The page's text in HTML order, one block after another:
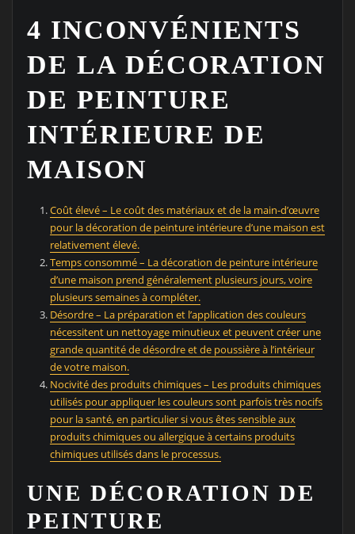
4 INCONVÉNIENTS
DE LA DÉCORATION
DE PEINTURE
INTÉRIEURE DE
MAISON
Coût élevé – Le coût des matériaux et de la main-d’œuvre
pour la décoration de peinture intérieure d’une maison est
relativement élevé.
Temps consommé – La décoration de peinture intérieure
d’une maison prend généralement plusieurs jours, voire
plusieurs semaines à compléter.
Désordre – La préparation et l’application des couleurs
nécessitent un nettoyage minutieux et peuvent créer une
grande quantité de désordre et de poussière à l’intérieur
de votre maison.
Nocivité des produits chimiques – Les produits chimiques
utilisés pour appliquer les couleurs sont parfois très nocifs
pour la santé, en particulier si vous êtes sensible aux
produits chimiques ou allergique à certains produits
chimiques utilisés dans le processus.
UNE DÉCORATION DE
PEINTURE